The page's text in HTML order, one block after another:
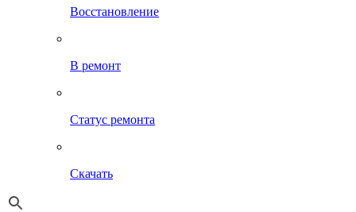
Восстановление
В ремонт
Статус ремонта
Скачать